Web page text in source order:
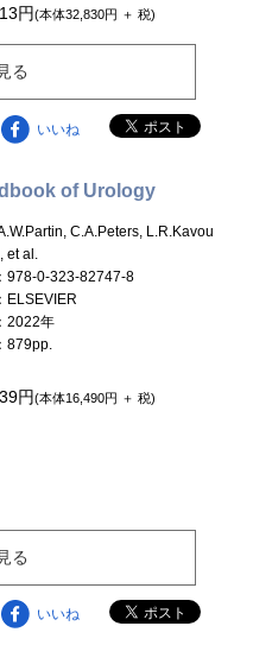
円(本体32,830円 ＋ 税)
る
いいね
of Urology
C.A.Peters, L.R.Kavou
et al.
：978-0-323-82747-8
：ELSEVIER
：2022年
：879pp.
円(本体16,490円 ＋ 税)
る
いいね